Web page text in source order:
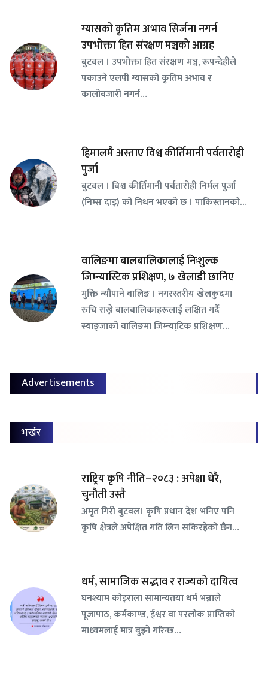
ग्यासको कृतिम अभाव सिर्जना नगर्न
उपभोक्ता हित संरक्षण मञ्चको आग्रह
बुटवल । उपभोक्ता हित संरक्षण मञ्च, रूपन्देहीले
पकाउने एलपी ग्यासको कृतिम अभाव र
कालोबजारी नगर्न…
हिमालमै अस्ताए विश्व कीर्तिमानी पर्वतारोही
पुर्जा
बुटवल । विश्व कीर्तिमानी पर्वतारोही निर्मल पुर्जा
(निम्स दाइ) को निधन भएको छ । पाकिस्तानको…
वालिङमा बालबालिकालाई निःशुल्क
जिम्न्यास्टिक प्रशिक्षण, ७ खेलाडी छानिए
​मुक्ति न्यौपाने वालिङ । नगरस्तरीय खेलकुदमा
रुचि राख्ने बालबालिकाहरूलाई लक्षित गर्दै
स्याङ्जाको वालिङमा जिम्न्या्टिक प्रशिक्षण…
Advertisements
भर्खर
राष्ट्रिय कृषि नीति–२०८३ : अपेक्षा धेरै,
चुनौती उस्तै
अमृत गिरी बुटवल। कृषि प्रधान देश भनिए पनि
कृषि क्षेत्रले अपेक्षित गति लिन सकिरहेको छैन…
धर्म, सामाजिक सद्भाव र राज्यको दायित्व
घनश्याम कोइराला सामान्यतया धर्म भन्नाले
पूजापाठ, कर्मकाण्ड, ईश्वर वा परलोक प्राप्तिको
माध्यमलाई मात्र बुझ्ने गरिन्छ…